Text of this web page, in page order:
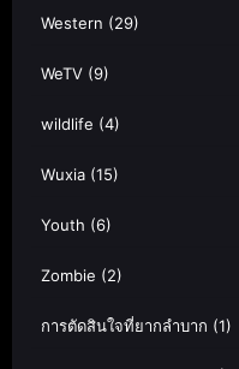
Western (29)
WeTV (9)
wildlife (4)
Wuxia (15)
Youth (6)
Zombie (2)
การตัดสินใจที่ยากลำบาก (1)